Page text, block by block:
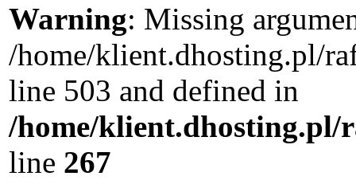
Warning: Missing
/home/klient.dhosting.pl/
line 503 and defined in
/home/klient.dhosting.pl/
line 267